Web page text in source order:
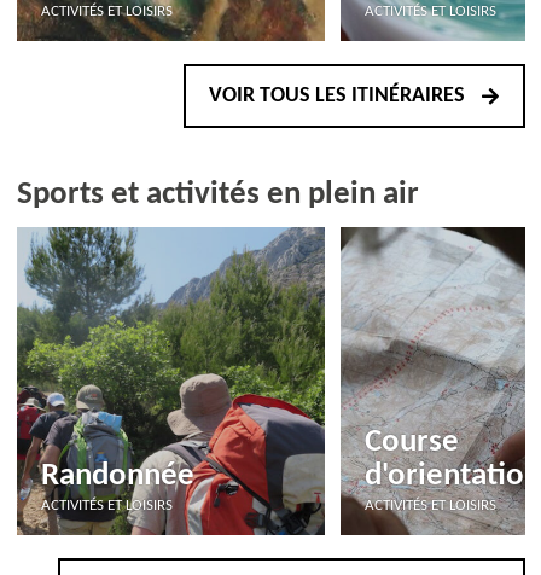
ACTIVITÉS ET LOISIRS ACTIVITÉS ET LOISIRS
VOIR TOUS LES ITINÉRAIRES
Sports et activités en plein air
Randonnée
ACTIVITÉS ET LOISIRS
Course
d'orientation
ACTIVITÉS ET LOISIRS